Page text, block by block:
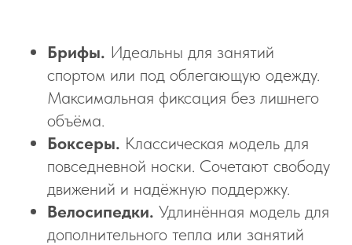
Брифы. Идеальны для занятий
спортом или под облегающую одежду.
Максимальная фиксация без лишнего
объёма.
Боксеры. Классическая модель для
повседневной носки. Сочетают свободу
движений и надёжную поддержку.
Велосипедки. Удлинённая модель для
дополнительного тепла или занятий